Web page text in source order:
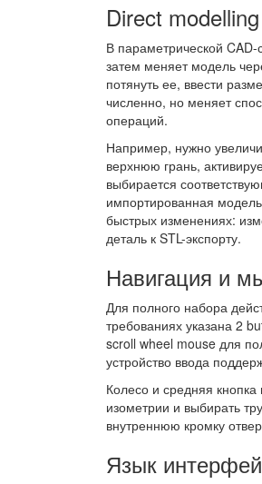
Direct
В параметрической CAD-
затем меняет модель
потянуть ее, ввести
численно, но меняет
операций.
Например, нужно
верхнюю грань,
выбирается
импортированная
быстрых изменениях:
деталь к STL-экспорту.
Навигация и
Для полного набора
требованиях указана 2
scroll wheel mouse для
устройство ввода
Колесо и средняя
изометрии и выбирать
внутреннюю кромку
Язык